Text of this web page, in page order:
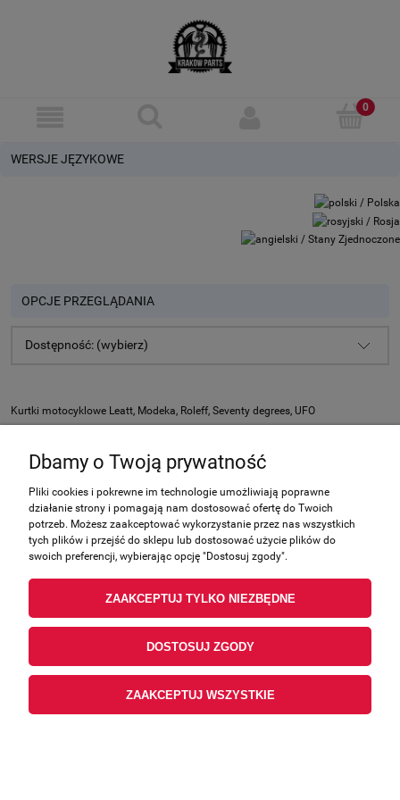
WERSJE JĘZYKOWE
OPCJE PRZEGLĄDANIA
Dostępność: (wybierz)
Kurtki motocyklowe Leatt, Modeka, Roleff, Seventy degrees, UFO
Nie znaleziono produktów spełniających podane kryteria.
Zakupy
Pomoc
Moje konto
Informacje
Dbamy o Twoją prywatność
Pliki cookies i pokrewne im technologie umożliwiają poprawne
działanie strony i pomagają nam dostosować ofertę do Twoich
potrzeb. Możesz zaakceptować wykorzystanie przez nas wszystkich
tych plików i przejść do sklepu lub dostosować użycie plików do
swoich preferencji, wybierając opcję "Dostosuj zgody".
ZAAKCEPTUJ TYLKO NIEZBĘDNE
DOSTOSUJ ZGODY
ZAAKCEPTUJ WSZYSTKIE